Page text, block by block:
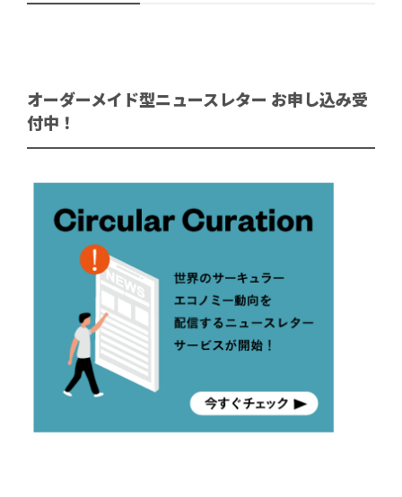
オーダーメイド型ニュースレター お申し込み受
付中！